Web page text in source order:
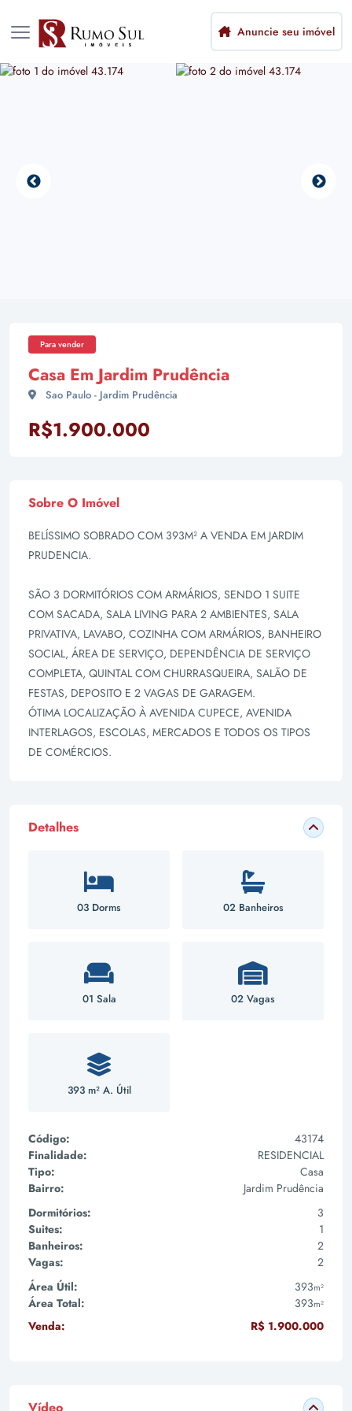
Anuncie seu imóvel
Para vender
Casa Em Jardim Prudência
Sao Paulo - Jardim Prudência
R$1.900.000
Sobre O Imóvel
BELÍSSIMO SOBRADO COM 393M² A VENDA EM JARDIM
PRUDENCIA.
SÃO 3 DORMITÓRIOS COM ARMÁRIOS, SENDO 1 SUITE
COM SACADA, SALA LIVING PARA 2 AMBIENTES, SALA
PRIVATIVA, LAVABO, COZINHA COM ARMÁRIOS, BANHEIRO
SOCIAL, ÁREA DE SERVIÇO, DEPENDÊNCIA DE SERVIÇO
COMPLETA, QUINTAL COM CHURRASQUEIRA, SALÃO DE
FESTAS, DEPOSITO E 2 VAGAS DE GARAGEM.
ÓTIMA LOCALIZAÇÃO À AVENIDA CUPECE, AVENIDA
INTERLAGOS, ESCOLAS, MERCADOS E TODOS OS TIPOS
DE COMÉRCIOS.
Detalhes
03 Dorms 02 Banheiros
01 Sala 02 Vagas
393 m² A. Útil
Código:
43174
Finalidade:
RESIDENCIAL
Tipo:
Casa
Bairro:
Jardim Prudência
Dormitórios:
3
Suites:
1
Banheiros:
2
Vagas:
2
Área Útil:
393m²
Área Total: 393m²
Venda: R$ 1.900.000